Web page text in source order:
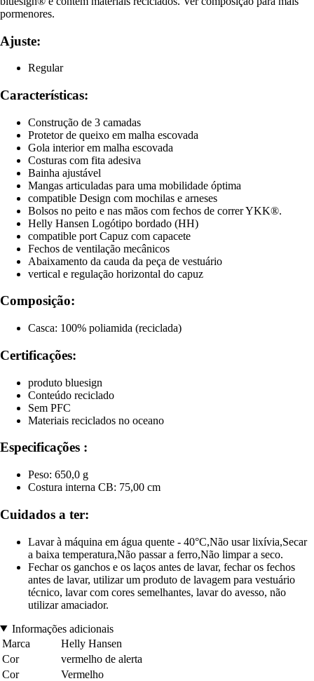
pormenores.
Ajuste:
Regular
Características:
Construção de 3 camadas
Protetor de queixo em malha escovada
Gola interior em malha escovada
Costuras com fita adesiva
Bainha ajustável
Mangas articuladas para uma mobilidade óptima
compatible Design com mochilas e arneses
Bolsos no peito e nas mãos com fechos de correr YKK®.
Helly Hansen Logótipo bordado (HH)
compatible port Capuz com capacete
Fechos de ventilação mecânicos
Abaixamento da cauda da peça de vestuário
vertical e regulação horizontal do capuz
Composição:
Casca: 100% poliamida (reciclada)
Certificações:
produto bluesign
Conteúdo reciclado
Sem PFC
Materiais reciclados no oceano
Especificações :
Peso: 650,0 g
Costura interna CB: 75,00 cm
Cuidados a ter:
Lavar à máquina em água quente - 40°C,Não usar lixívia,Secar
a baixa temperatura,Não passar a ferro,Não limpar a seco.
Fechar os ganchos e os laços antes de lavar, fechar os fechos
antes de lavar, utilizar um produto de lavagem para vestuário
técnico, lavar com cores semelhantes, lavar do avesso, não
utilizar amaciador.
Informações adicionais
Marca
Helly Hansen
Cor
vermelho de alerta
Cor
Vermelho